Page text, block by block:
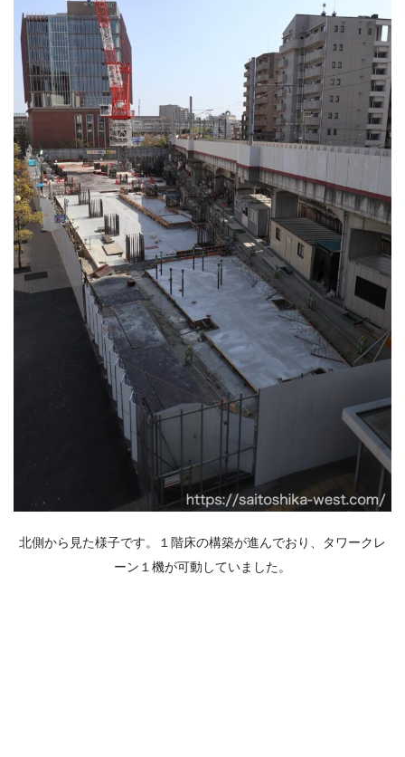
北側から見た様子です。１階床の構築が進んでおり、タワークレ
ーン１機が可動していました。